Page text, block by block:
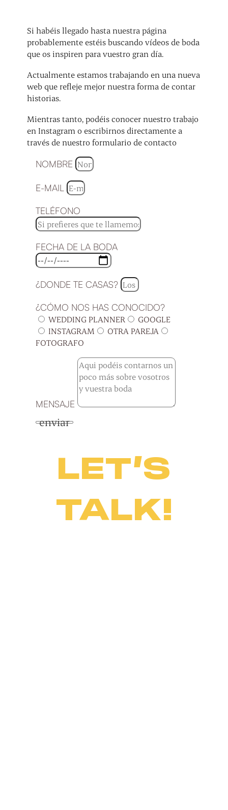
Si habéis llegado hasta nuestra página
probablemente estéis buscando vídeos de boda
que os inspiren para vuestro gran día.
Actualmente estamos trabajando en una nueva
web que refleje mejor nuestra forma de contar
historias.
Mientras tanto, podéis conocer nuestro trabajo
en Instagram o escribirnos directamente a
través de nuestro formulario de contacto
NOMBRE
E-MAIL
TELÉFONO
FECHA DE LA BODA
¿DONDE TE CASAS?
¿CÓMO NOS HAS CONOCIDO?
WEDDING PLANNER
GOOGLE
INSTAGRAM
OTRA PAREJA
FOTOGRAFO
MENSAJE
enviar
LET’S
TALK!